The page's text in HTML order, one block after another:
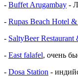
- Buffet Arugambay -
- Rupas Beach Hotel &
- SaltyBeer Restaurant
- East falafel, очень
- Dosa Station -